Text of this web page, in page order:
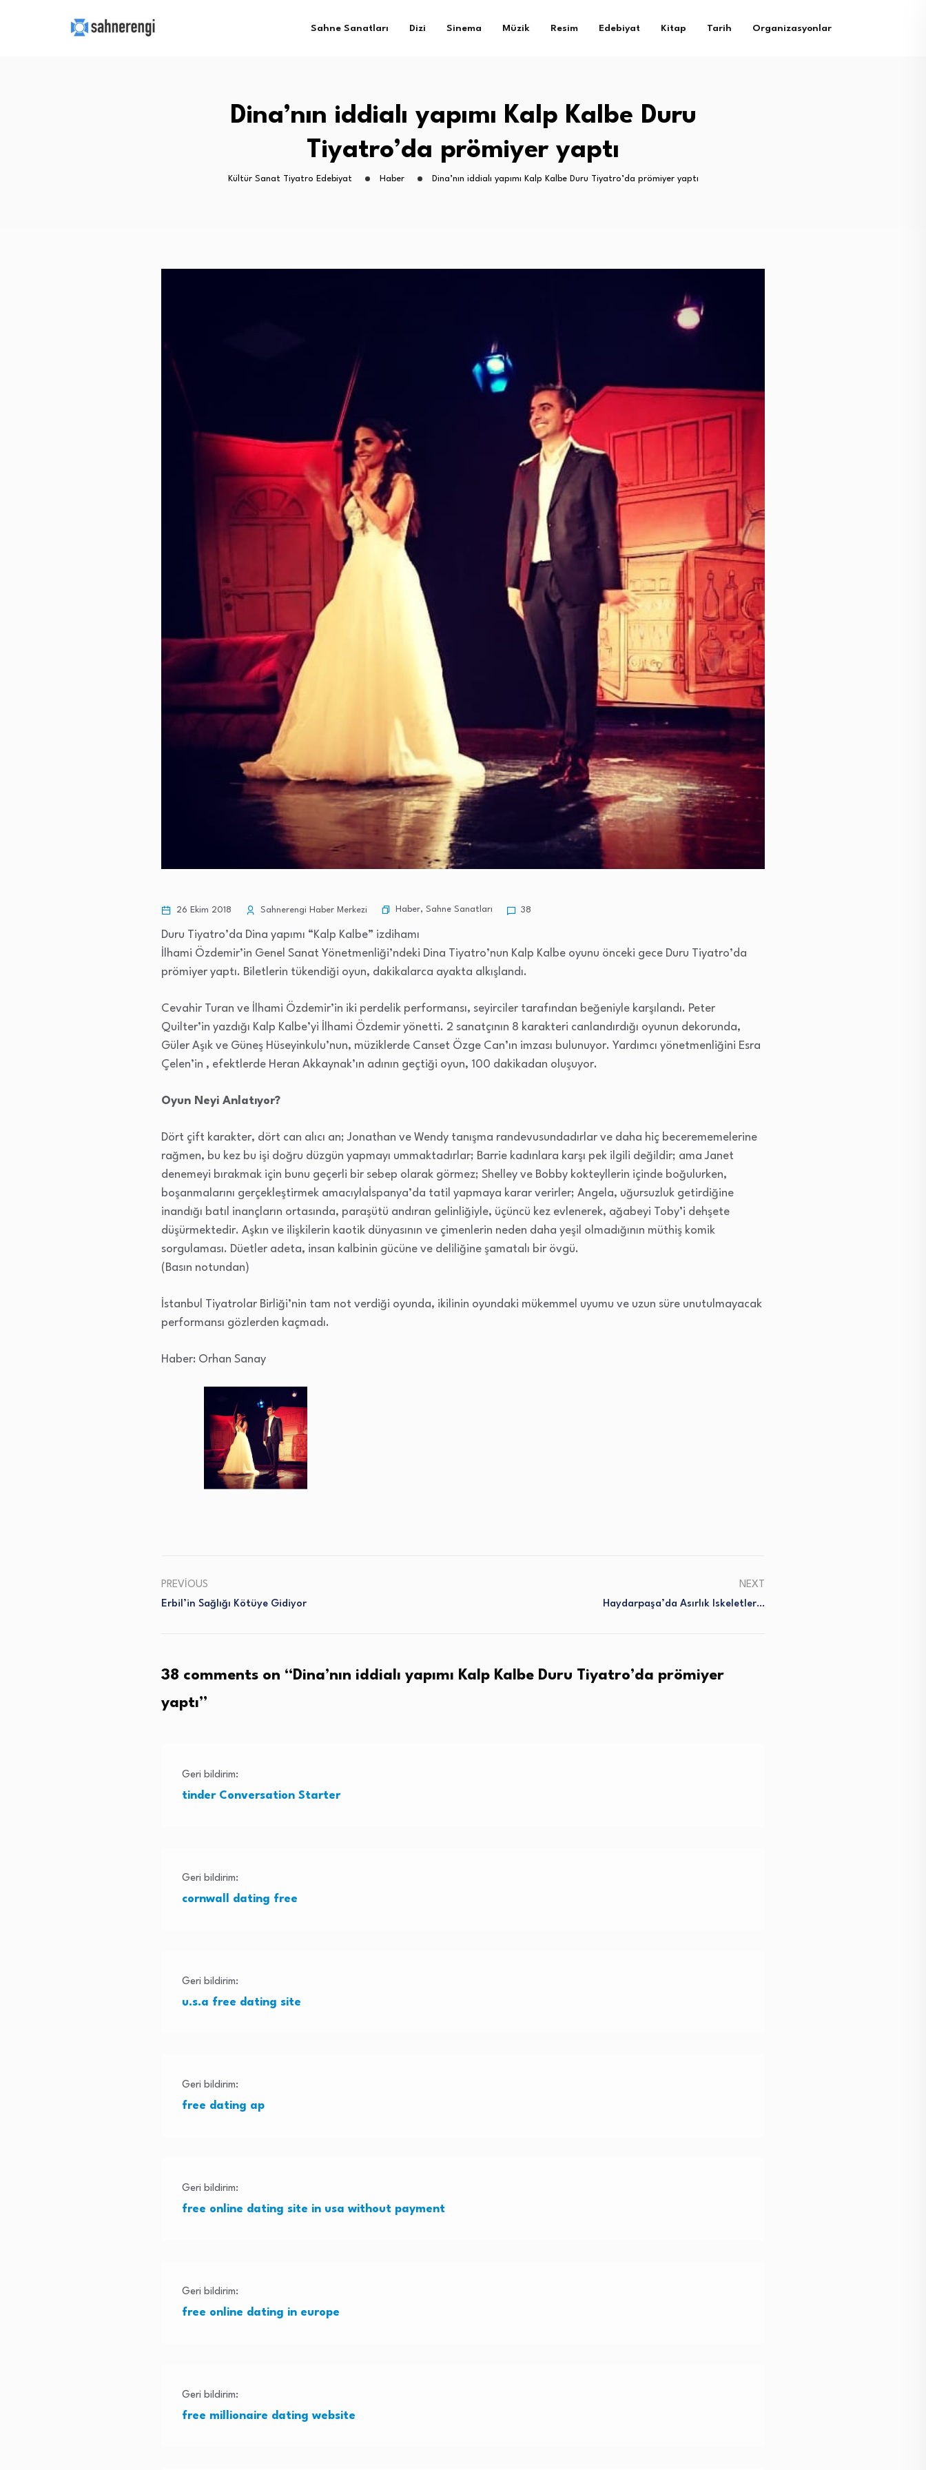
Sahne Sanatları Dizi Sinema Müzik Resim Edebiyat Kitap Tarih Organizasyonlar
Dina’nın iddialı yapımı Kalp Kalbe Duru
Tiyatro’da prömiyer yaptı
Kültür Sanat Tiyatro Edebiyat Haber Dina’nın iddialı yapımı Kalp Kalbe Duru Tiyatro’da prömiyer yaptı
26 Ekim 2018 Sahnerengi Haber Merkezi Haber, Sahne Sanatları 38
Duru Tiyatro’da Dina yapımı “Kalp Kalbe” izdihamı
İlhami Özdemir’in Genel Sanat Yönetmenliği’ndeki Dina Tiyatro’nun Kalp Kalbe oyunu önceki gece Duru Tiyatro’da
prömiyer yaptı. Biletlerin tükendiği oyun, dakikalarca ayakta alkışlandı.
Cevahir Turan ve İlhami Özdemir’in iki perdelik performansı, seyirciler tarafından beğeniyle karşılandı. Peter
Quilter’in yazdığı Kalp Kalbe’yi İlhami Özdemir yönetti. 2 sanatçının 8 karakteri canlandırdığı oyunun dekorunda,
Güler Aşık ve Güneş Hüseyinkulu’nun, müziklerde Canset Özge Can’ın imzası bulunuyor. Yardımcı yönetmenliğini Esra
Çelen’in , efektlerde Heran Akkaynak’ın adının geçtiği oyun, 100 dakikadan oluşuyor.
Oyun Neyi Anlatıyor?
Dört çift karakter, dört can alıcı an; Jonathan ve Wendy tanışma randevusundadırlar ve daha hiç becerememelerine
rağmen, bu kez bu işi doğru düzgün yapmayı ummaktadırlar; Barrie kadınlara karşı pek ilgili değildir; ama Janet
denemeyi bırakmak için bunu geçerli bir sebep olarak görmez;​ Shelley ve Bobby kokteyllerin içinde boğulurken,
boşanmalarını gerçekleştirmek amacıylaİspanya’da tatil yapmaya karar verirler; Angela, uğursuzluk getirdiğine
inandığı batıl inançların ortasında, paraşütü andıran gelinliğiyle, üçüncü kez evlenerek, ağabeyi Toby’i dehşete
düşürmektedir. Aşkın ve ilişkilerin kaotik dünyasının ve çimenlerin neden daha yeşil olmadığının müthiş komik
sorgulaması. Düetler adeta, insan kalbinin gücüne ve deliliğine şamatalı bir övgü.
(Basın notundan)
İstanbul Tiyatrolar Birliği’nin tam not verdiği oyunda, ikilinin oyundaki mükemmel uyumu ve uzun süre unutulmayacak
performansı gözlerden kaçmadı.
Haber: Orhan Sanay
PREVIOUS
Erbil’in Sağlığı Kötüye Gidiyor
NEXT
Haydarpaşa’da Asırlık Iskeletler…
38 comments on “Dina’nın iddialı yapımı Kalp Kalbe Duru Tiyatro’da prömiyer
yaptı”
Geri bildirim:
tinder Conversation Starter
Geri bildirim:
cornwall dating free
Geri bildirim:
u.s.a free dating site
Geri bildirim:
free dating ap
Geri bildirim:
free online dating site in usa without payment
Geri bildirim:
free online dating in europe
Geri bildirim:
free millionaire dating website